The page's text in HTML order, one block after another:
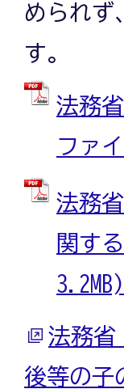
められず
す。
法務
ファ
法務
関す
3.2MB)
法務省
後等の子